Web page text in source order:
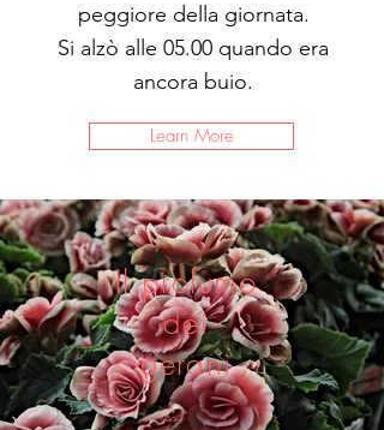
peggiore della giornata.
Si alzò alle 05.00 quando era
ancora buio.
Learn More
Il profumo
dei
gerani